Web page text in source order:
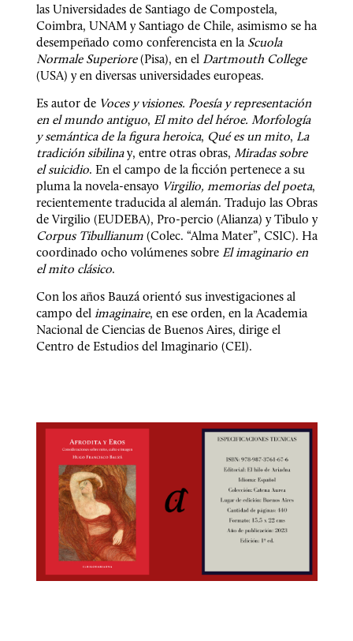
las Universidades de Santiago de Compostela,
Coimbra, UNAM y Santiago de Chile, asimismo se ha
desempeñado como conferencista en la Scuola
Normale Superiore (Pisa), en el Dartmouth College
(USA) y en diversas universidades europeas.
Es autor de Voces y visiones. Poesía y representación
en el mundo antiguo, El mito del héroe. Morfología
y semántica de la ﬁgura heroica, Qué es un mito, La
tradición sibilina y, entre otras obras, Miradas sobre
el suicidio. En el campo de la ficción pertenece a su
pluma la novela-ensayo Virgilio, memorias del poeta,
recientemente traducida al alemán. Tradujo las Obras
de Virgilio (EUDEBA), Pro-percio (Alianza) y Tibulo y
Corpus Tibullianum (Colec. “Alma Mater”, CSIC). Ha
coordinado ocho volúmenes sobre El imaginario en
el mito clásico.
Con los años Bauzá orientó sus investigaciones al
campo del imaginaire, en ese orden, en la Academia
Nacional de Ciencias de Buenos Aires, dirige el
Centro de Estudios del Imaginario (CEI).